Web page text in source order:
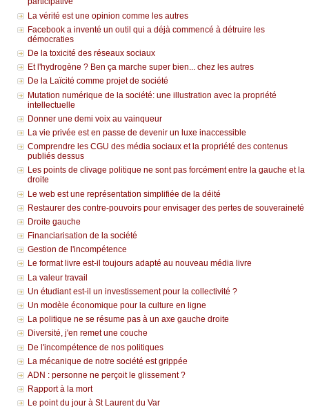
La vérité est une opinion comme les autres
Facebook a inventé un outil qui a déjà commencé à détruire les
démocraties
De la toxicité des réseaux sociaux
Et l'hydrogène ? Ben ça marche super bien... chez les autres
De la Laïcité comme projet de société
Mutation numérique de la société: une illustration avec la propriété
intellectuelle
Donner une demi voix au vainqueur
La vie privée est en passe de devenir un luxe inaccessible
Comprendre les CGU des média sociaux et la propriété des contenus
publiés dessus
Les points de clivage politique ne sont pas forcément entre la gauche et la
droite
Le web est une représentation simplifiée de la déité
Restaurer des contre-pouvoirs pour envisager des pertes de souveraineté
Droite gauche
Financiarisation de la société
Gestion de l'incompétence
Le format livre est-il toujours adapté au nouveau média livre
La valeur travail
Un étudiant est-il un investissement pour la collectivité ?
Un modèle économique pour la culture en ligne
La politique ne se résume pas à un axe gauche droite
Diversité, j'en remet une couche
De l'incompétence de nos politiques
La mécanique de notre société est grippée
ADN : personne ne perçoit le glissement ?
Rapport à la mort
Le point du jour à St Laurent du Var